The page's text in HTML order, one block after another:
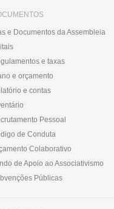
e Documentos da Assembleia
e taxas
e orçamento
e contas
Pessoal
de Conduta
Colaborativo
de Apoio ao Associativismo
Públicas